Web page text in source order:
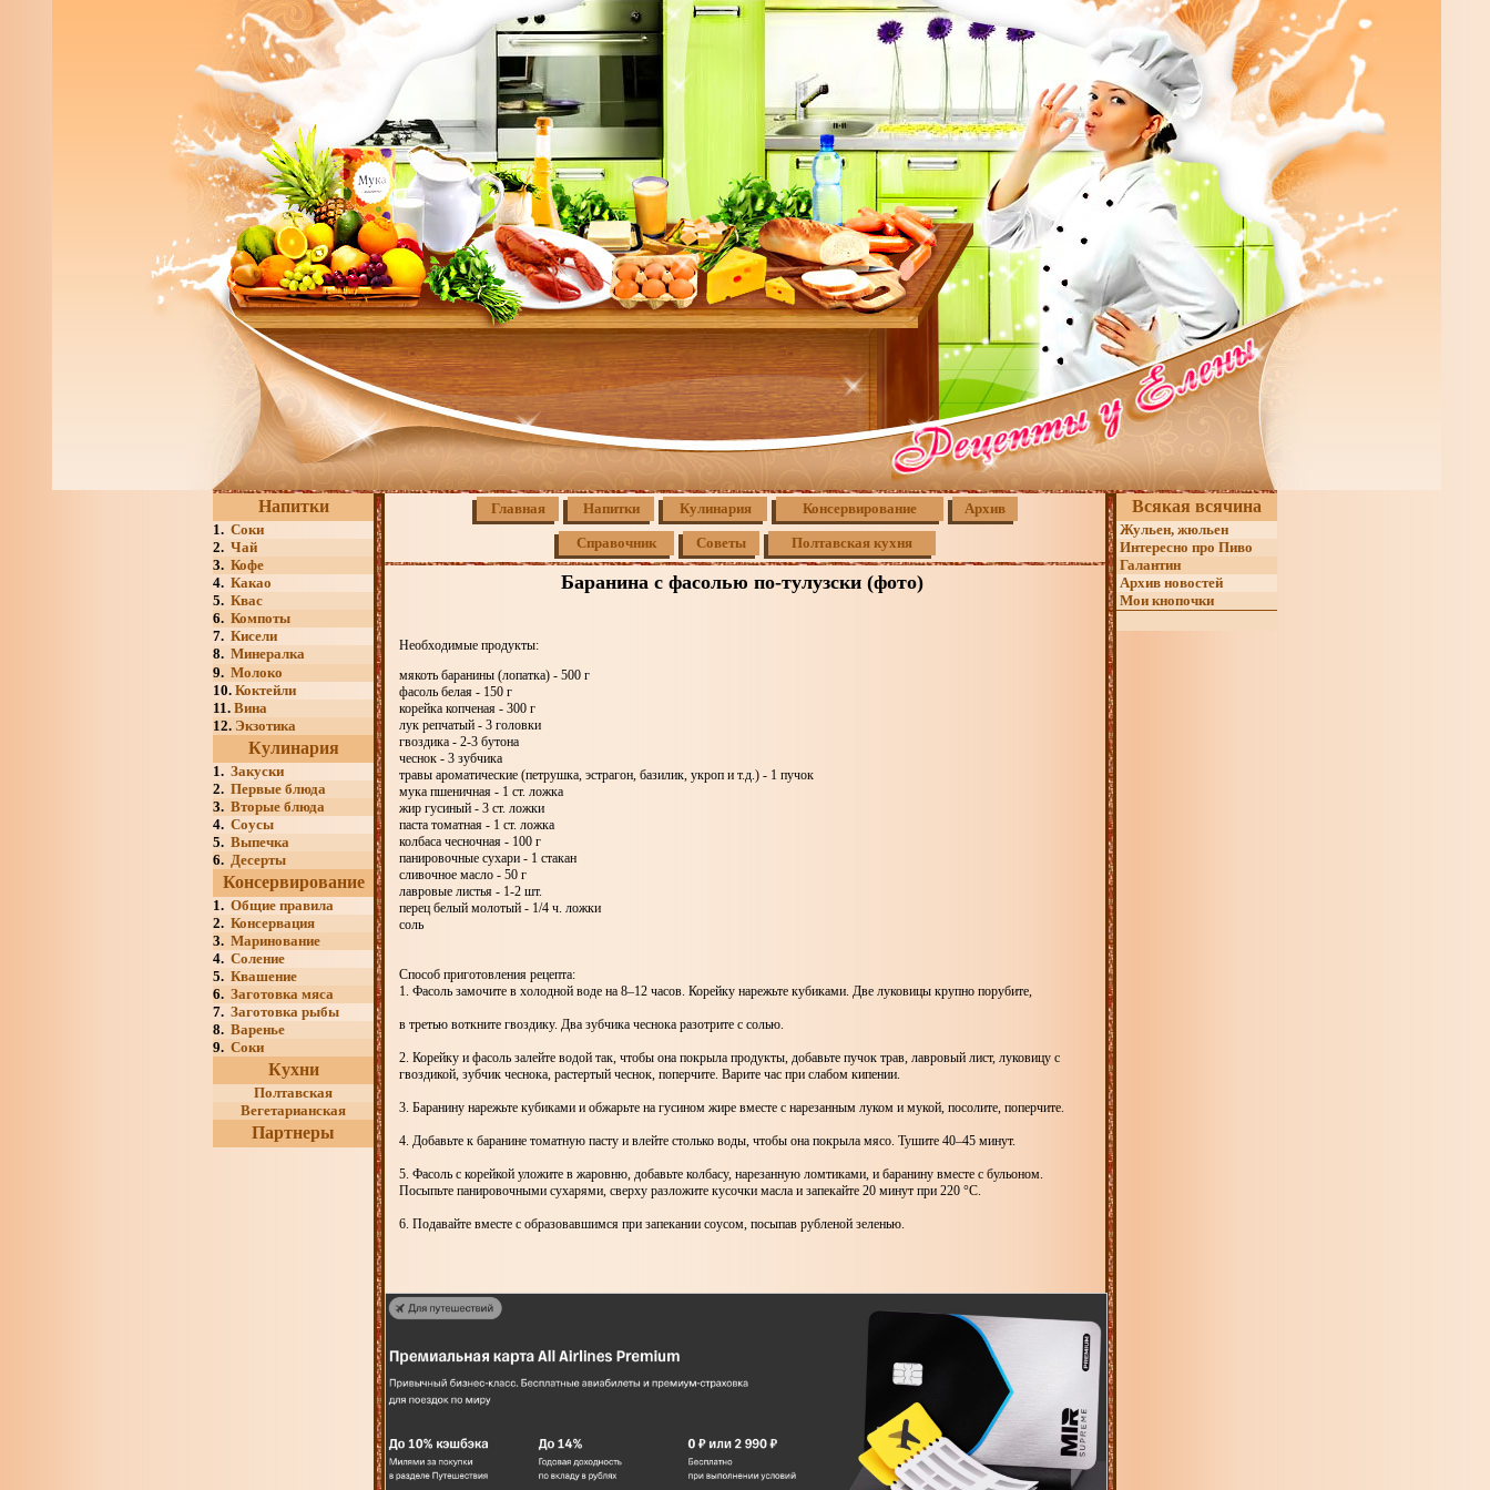
Напитки
1. Соки
2. Чай
3. Кофе
4. Какао
5. Квас
6. Компоты
7. Кисели
8. Минералка
9. Молоко
10. Коктейли
11. Вина
12. Экзотика
Кулинария
1. Закуски
2. Первые блюда
3. Вторые блюда
4. Соусы
5. Выпечка
6. Десерты
Консервирование
1. Общие правила
2. Консервация
3. Маринование
4. Соление
5. Квашение
6. Заготовка мяса
7. Заготовка рыбы
8. Варенье
9. Соки
Кухни
Полтавская
Вегетарианская
Партнеры
Главная Напитки Кулинария Консервирование Архив
Справочник Советы Полтавская кухня
Баранина с фасолью по-тулузски (фото)
Необходимые продукты:
мякоть баранины (лопатка) - 500 г
фасоль белая - 150 г
корейка копченая - 300 г
лук репчатый - 3 головки
гвоздика - 2-3 бутона
чеснок - 3 зубчика
травы ароматические (петрушка, эстрагон, базилик, укроп и т.д.) - 1 пучок
мука пшеничная - 1 ст. ложка
жир гусиный - 3 ст. ложки
паста томатная - 1 ст. ложка
колбаса чесночная - 100 г
панировочные сухари - 1 стакан
сливочное масло - 50 г
лавровые листья - 1-2 шт.
перец белый молотый - 1/4 ч. ложки
соль
Способ приготовления рецепта:
1. Фасоль замочите в холодной воде на 8–12 часов. Корейку нарежьте кубиками. Две луковицы крупно порубите,
в третью воткните гвоздику. Два зубчика чеснока разотрите с солью.
2. Корейку и фасоль залейте водой так, чтобы она покрыла продукты, добавьте пучок трав, лавровый лист, луковицу с
гвоздикой, зубчик чеснока, растертый чеснок, поперчите. Варите час при слабом кипении.
3. Баранину нарежьте кубиками и обжарьте на гусином жире вместе с нарезанным луком и мукой, посолите, поперчите.
4. Добавьте к баранине томатную пасту и влейте столько воды, чтобы она покрыла мясо. Тушите 40–45 минут.
5. Фасоль с корейкой уложите в жаровню, добавьте колбасу, нарезанную ломтиками, и баранину вместе с бульоном.
Посыпьте панировочными сухарями, сверху разложите кусочки масла и запекайте 20 минут при 220 °C.
6. Подавайте вместе с образовавшимся при запекании соусом, посыпав рубленой зеленью.
Всякая всячина
Жульен, жюльен
Интересно про Пиво
Галантин
Архив новостей
Мои кнопочки